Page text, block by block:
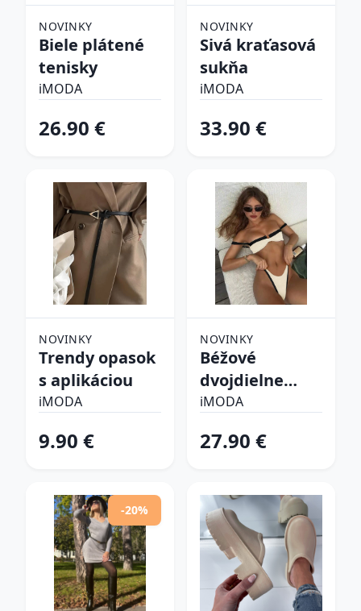
NOVINKY
Biele plátené
tenisky
iMODA
26.90 €
NOVINKY
Sivá kraťasová
sukňa
iMODA
33.90 €
NOVINKY
Trendy opasok
s aplikáciou
iMODA
9.90 €
NOVINKY
Béžové
dvojdielne
plavky
iMODA
27.90 €
-20%